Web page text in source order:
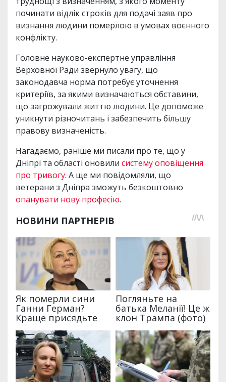
починати відлік строків для подачі заяв про
визнання людини померлою в умовах воєнного
конфлікту.
Головне науково-експертне управління
Верховної Ради звернуло увагу, що
законодавча норма потребує уточнення
критеріїв, за якими визначаються обставини,
що загрожували життю людини. Це допоможе
уникнути різночитань і забезпечить більшу
правову визначеність.
Нагадаємо, раніше ми писали про те, що у
Дніпрі та області оновили систему оповіщення
про тривогу. А ще ми повідомляли, що
ветерани з Дніпра зможуть безкоштовно
опанувати нову професію.